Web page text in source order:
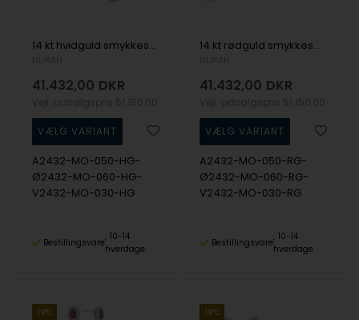
14 kt hvidguld smykkesæt, Dawn serien fra Nuran med ialt 1,40 ct Morganit & diamanter
41.432,00 DKR
A2432-MO-050-HG-
Ø2432-MO-060-HG-
V2432-MO-030-HG
Bestillingsvare
10-14
hverdage
14 kt rødguld smykkesæt, Dawn serien fra Nuran med ialt 1,40 ct Morganit & diamanter
41.432,00 DKR
A2432-MO-050-RG-
Ø2432-MO-060-RG-
V2432-MO-030-RG
Bestillingsvare
10-14
hverdage
19% 19%